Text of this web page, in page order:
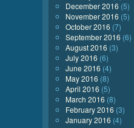
December 2016 (5)
November 2016 (5)
October 2016 (7)
September 2016 (6)
August 2016 (3)
July 2016 (6)
June 2016 (4)
May 2016 (8)
April 2016 (5)
March 2016 (8)
February 2016 (3)
January 2016 (4)